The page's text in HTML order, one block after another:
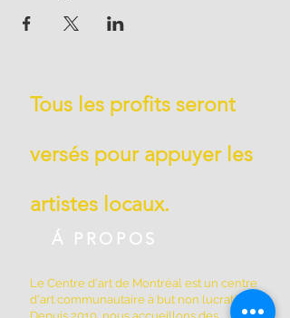
Tous les profits seront
versés pour appuyer les
artistes locaux.
Á PROPOS
Le Centre d'art de Montréal est un centre
d'art communautaire à but non lucratif.